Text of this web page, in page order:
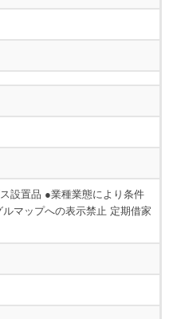
設置品 ●業種業態により条件
マップへの表示禁止 定期借家